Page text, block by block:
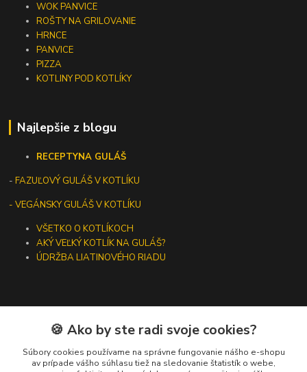
WOK PANVICE
ROŠTY NA GRILOVANIE
HRNCE
PANVICE
PIZZA
KOTLINY POD KOTLÍKY
Najlepšie z blogu
RECEPTYNA GULÁŠ
-FAZUĽOVÝ GULÁŠ V KOTLÍKU
- VEGÁNSKY GULÁŠ V KOTLÍKU
VŠETKO O KOTLÍKOCH
AKÝ VEĽKÝ KOTLÍK NA GULÁŠ?
ÚDRŽBA LIATINOVÉHO RIADU
Kontakty
+421 919 275 553
🍪 Ako by ste radi svoje cookies?
Súbory cookies používame na správne fungovanie nášho e-shopu
av prípade vášho súhlasu tiež na sledovanie štatistík o webe,